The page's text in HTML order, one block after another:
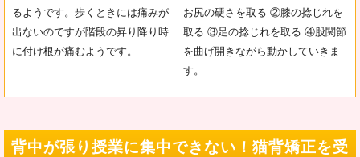
るようです。歩くときには痛みが
出ないのですが階段の昇り降り時
に付け根が痛むようです。
お尻の硬さを取る ②膝の捻じれを
取る ③足の捻じれを取る ④股関節
を曲げ開きながら動かしていきま
す。
背中が張り授業に集中できない！猫背矯正を受